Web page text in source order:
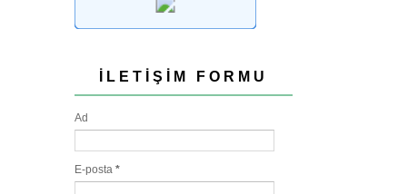
İLETIŞIM FORMU
Ad
E-posta *